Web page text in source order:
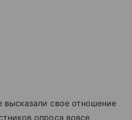
высказали свое отношение
опроса вовсе